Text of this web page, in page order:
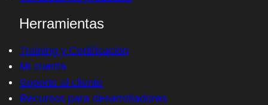
Herramientas
Training y Certificación
Mi cuenta
Soporte al cliente
Recursos para desarrolladores